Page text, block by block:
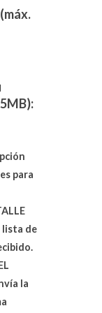
para
lista de
la